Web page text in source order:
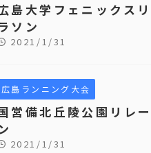
島大学フェニックス
ソン
2021/1/31
広島ランニング大会
営備北丘陵公園リレ
2021/1/31